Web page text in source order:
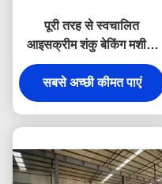
पूरी तरह से स्वचालित
आइसक्रीम शंकु बेकिंग मशीन,
एक मशीन में अपने उत्पाद की
जरूरतों से मेल खाने के लिए
अनुकूलन योग्य मोल्ड
सबसे अच्छी कीमत पाएं